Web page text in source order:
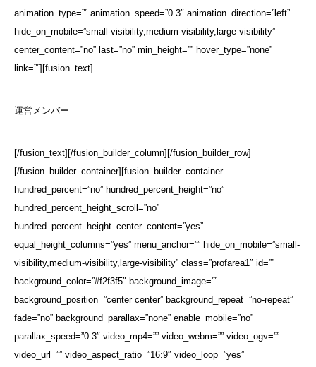
animation_type=”” animation_speed=”0.3″ animation_direction=”left”
hide_on_mobile=”small-visibility,medium-visibility,large-visibility”
center_content=”no” last=”no” min_height=”” hover_type=”none”
link=””][fusion_text]
運営メンバー
[/fusion_text][/fusion_builder_column][/fusion_builder_row]
[/fusion_builder_container][fusion_builder_container
hundred_percent=”no” hundred_percent_height=”no”
hundred_percent_height_scroll=”no”
hundred_percent_height_center_content=”yes”
equal_height_columns=”yes” menu_anchor=”” hide_on_mobile=”small-
visibility,medium-visibility,large-visibility” class=”profarea1″ id=””
background_color=”#f2f3f5″ background_image=””
background_position=”center center” background_repeat=”no-repeat”
fade=”no” background_parallax=”none” enable_mobile=”no”
parallax_speed=”0.3″ video_mp4=”” video_webm=”” video_ogv=””
video_url=”” video_aspect_ratio=”16:9″ video_loop=”yes”